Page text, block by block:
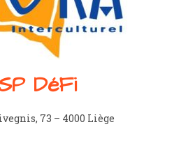
DéFi
73 – 4000 Liège